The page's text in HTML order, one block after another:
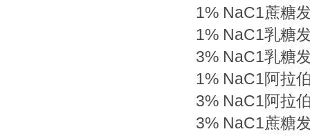
1% NaC1蔗糖
1% NaC1乳糖
3% NaC1乳糖
1% NaC1阿拉
3% NaC1阿拉
3% NaC1蔗糖